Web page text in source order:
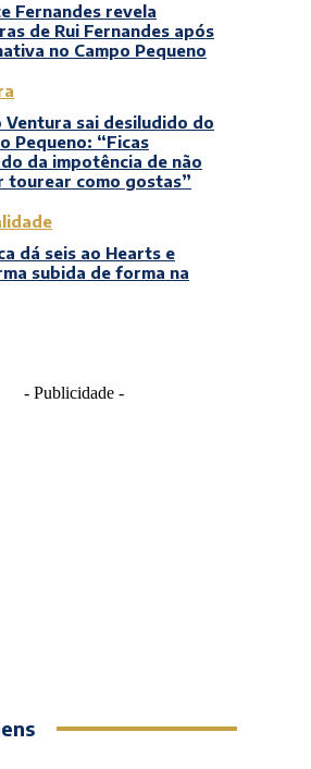
Fernandes revela
de Rui Fernandes após
no Campo Pequeno
Ventura sai desiludido do
Pequeno: “Ficas
da impotência de não
tourear como gostas”
dá seis ao Hearts e
subida de forma na
- Publicidade -